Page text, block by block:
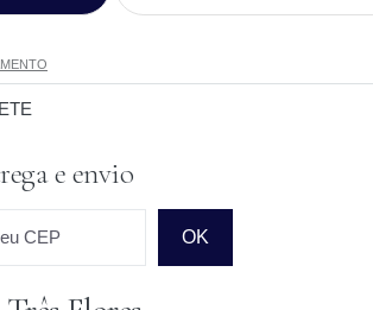
e envio
CEP OK